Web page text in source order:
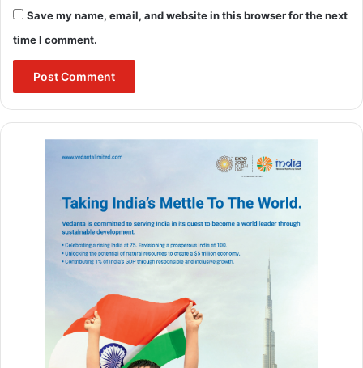
Save my name, email, and website in this browser for the next
time I comment.